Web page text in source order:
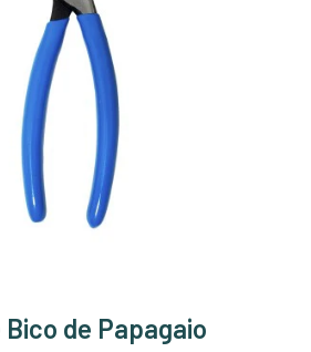
de Papagaio